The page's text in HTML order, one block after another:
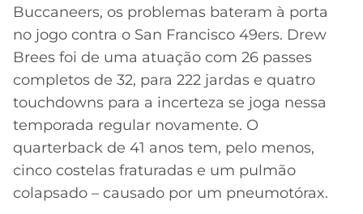
CÓDIGO
DE
INDICAÇÃO
BET365
CÓDIGO
BETANO
MELHORES
APPS
CORINTHIANS
SÃO
PAULO
SANTOS
FLAMENGO
LIBERTADORES
COPA
DO
BRASIL
PREMIER
LEAGUE
MERCADO
DA
BOLA
PALPITES
Buccaneers, os problemas bateram à porta
no jogo contra o San Francisco 49ers. Drew
Brees foi de uma atuação com 26 passes
completos de 32, para 222 jardas e quatro
touchdowns para a incerteza se joga nessa
temporada regular novamente. O
quarterback de 41 anos tem, pelo menos,
cinco costelas fraturadas e um pulmão
colapsado – causado por um pneumotórax.